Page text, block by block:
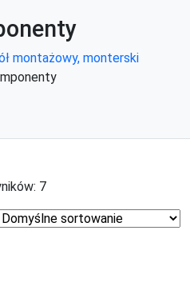
montażowy, monterski
7